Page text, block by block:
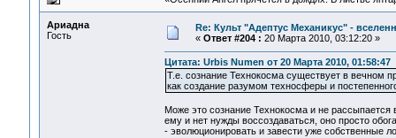
Ариадна
Гость
Re: Культ "Адептус Механикус" -
« Ответ #204 : 20 Марта 2010, 03:12:20 »
Цитата: Urbis Numen от 20 Марта 2010, 01:58:47
Т.е. сознание Технокосма существует в вечном
как создание разумом техносферы и
Може это сознание Технокосма и не рассыпается
ему и нет нужды воссоздаваться, оно просто
- эволюционировать и завести уже собственные